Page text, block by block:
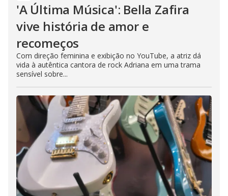
'A Última Música': Bella Zafira
vive história de amor e
recomeços
Com direção feminina e exibição no YouTube, a atriz dá
vida à autêntica cantora de rock Adriana em uma trama
sensível sobre...